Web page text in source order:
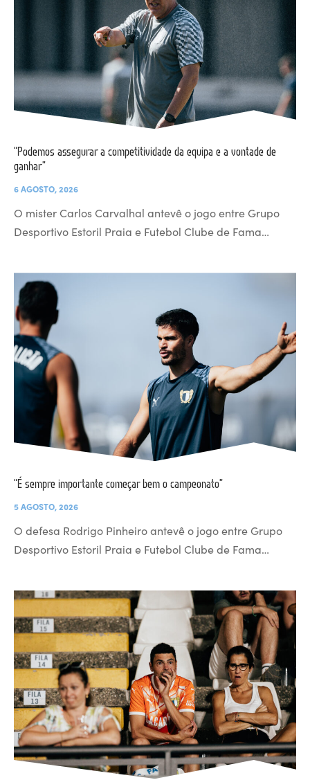
“Podemos assegurar a competitividade da equipa e a vontade de
ganhar”
6 AGOSTO, 2026
O mister Carlos Carvalhal antevê o jogo entre Grupo
Desportivo Estoril Praia e Futebol Clube de Fama…
“É sempre importante começar bem o campeonato”
5 AGOSTO, 2026
O defesa Rodrigo Pinheiro antevê o jogo entre Grupo
Desportivo Estoril Praia e Futebol Clube de Fama…